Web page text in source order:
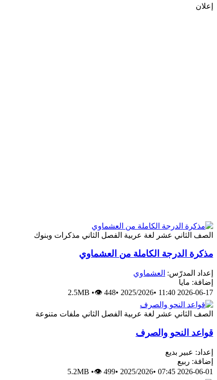
إعلان
الصف الثاني عشر لغة عربية الفصل الثاني مذكرات وبنوك
مذكرة الدرجة الكاملة من العشماوي
إعداد المدرّس: العشماوي
إضافة: مايا
2026-06-17 11:40
•
2025/2026
•
2.5MB •👁 448
الصف الثاني عشر لغة عربية الفصل الثاني ملفات متنوعة
قواعد النحو والصرف
إعداد: عبير بديع
إضافة: ربيع
2026-06-01 07:45
•
2025/2026
•
5.2MB •👁 499